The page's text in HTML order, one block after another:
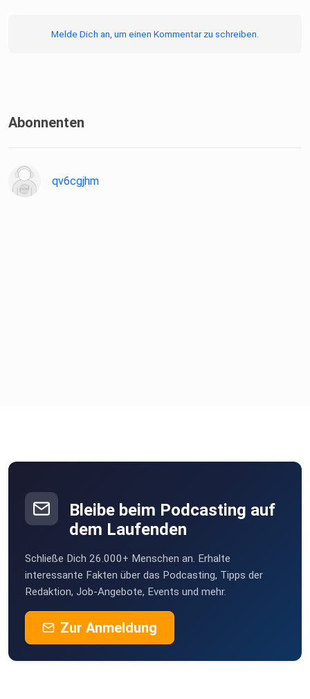
Melde Dich an, um einen Kommentar zu schreiben.
Abonnenten
qv6cgjhm
Bleibe beim Podcasting auf
dem Laufenden
Schließe Dich 26.000+ Menschen an. Erhalte
interessante Fakten über das Podcasting, Tipps der
Redaktion, Job-Angebote, Events und mehr.
Zur Anmeldung